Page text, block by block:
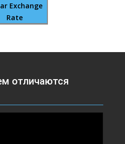
Exchange
Rate
отличаются